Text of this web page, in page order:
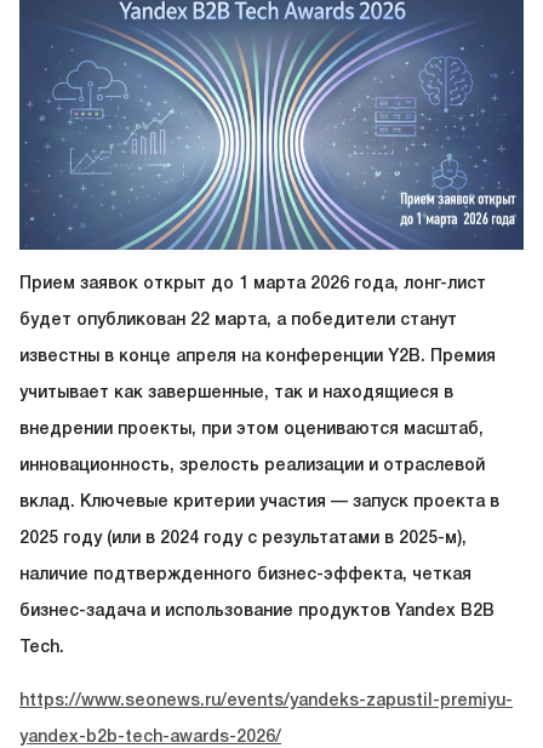
Прием заявок открыт до 1 марта 2026 года, лонг-лист
будет опубликован 22 марта, а победители станут
известны в конце апреля на конференции Y2B. Премия
учитывает как завершенные, так и находящиеся в
внедрении проекты, при этом оцениваются масштаб,
инновационность, зрелость реализации и отраслевой
вклад. Ключевые критерии участия — запуск проекта в
2025 году (или в 2024 году с результатами в 2025-м),
наличие подтвержденного бизнес-эффекта, четкая
бизнес-задача и использование продуктов Yandex B2B
Tech.
https://www.seonews.ru/events/yandeks-zapustil-premiyu-
yandex-b2b-tech-awards-2026/